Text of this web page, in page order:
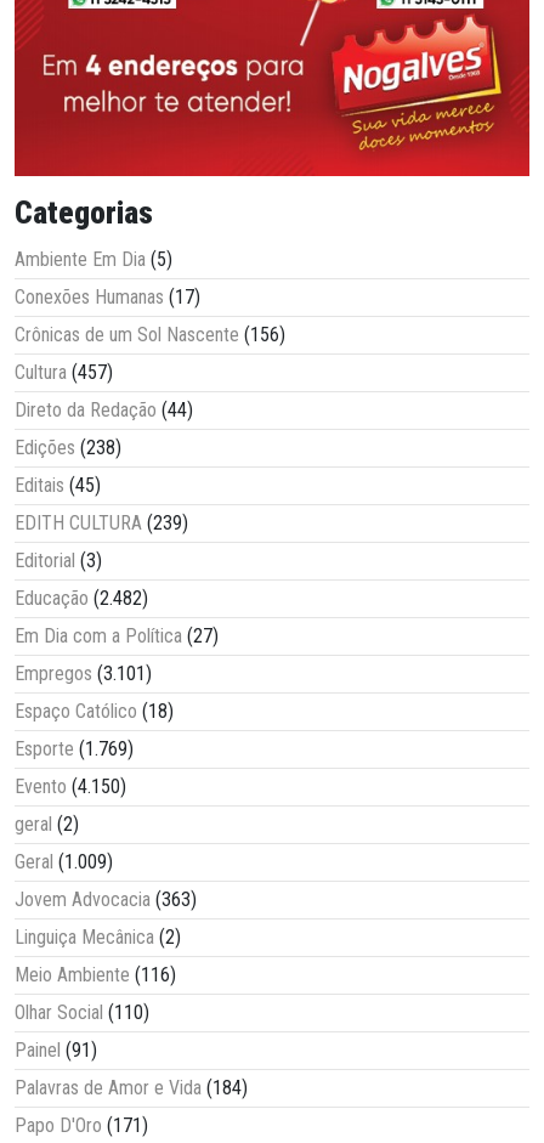
Categorias
Ambiente Em Dia (5)
Conexões Humanas (17)
Crônicas de um Sol Nascente (156)
Cultura (457)
Direto da Redação (44)
Edições (238)
Editais (45)
EDITH CULTURA (239)
Editorial (3)
Educação (2.482)
Em Dia com a Política (27)
Empregos (3.101)
Espaço Católico (18)
Esporte (1.769)
Evento (4.150)
geral (2)
Geral (1.009)
Jovem Advocacia (363)
Linguiça Mecânica (2)
Meio Ambiente (116)
Olhar Social (110)
Painel (91)
Palavras de Amor e Vida (184)
Papo D'Oro (171)